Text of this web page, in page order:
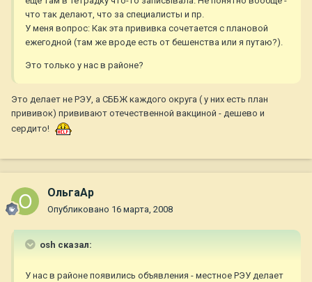
что так делают, что за специалисты и пр.
У меня вопрос: Как эта прививка сочетается с плановой
ежегодной (там же вроде есть от бешенства или я путаю?).
Это только у нас в районе?
Это делает не РЭУ, а СББЖ каждого округа ( у них есть план
прививок) прививают отечественной вакциной - дешево и
сердито!
ОльгаАр
Опубликовано 16 марта, 2008
osh сказал:
У нас в районе появились объявления - местное РЭУ делает